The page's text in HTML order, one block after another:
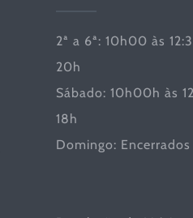
2ª a 6ª: 10h00 às
20h
Sábado: 10h00h às
18h
Domingo: Encerrados